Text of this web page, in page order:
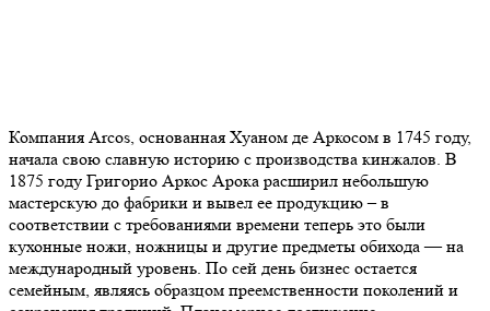
Компания Arcos, основанная Хуаном де Аркосом в 1745 году,
начала свою славную историю с производства кинжалов. В
1875 году Григорио Аркос Арока расширил небольшую
мастерскую до фабрики и вывел ее продукцию – в
соответствии с требованиями времени теперь это были
кухонные ножи, ножницы и другие предметы обихода — на
международный уровень. По сей день бизнес остается
семейным, являясь образцом преемственности поколений и